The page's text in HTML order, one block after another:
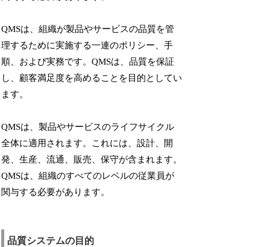
QMSは、組織が製品やサービスの品質を管
理するために実施する一連のポリシー、手
順、および実務です。QMSは、品質を保証
し、顧客満足度を高めることを目的としてい
ます。
QMSは、製品やサービスのライフサイクル
全体に適用されます。これには、設計、開
発、生産、流通、販売、保守が含まれます。
QMSは、組織のすべてのレベルの従業員が
関与する必要があります。
品質システムの目的